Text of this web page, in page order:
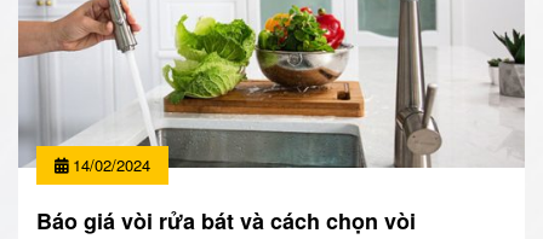
14/02/2024
Báo giá vòi rửa bát và cách chọn vòi